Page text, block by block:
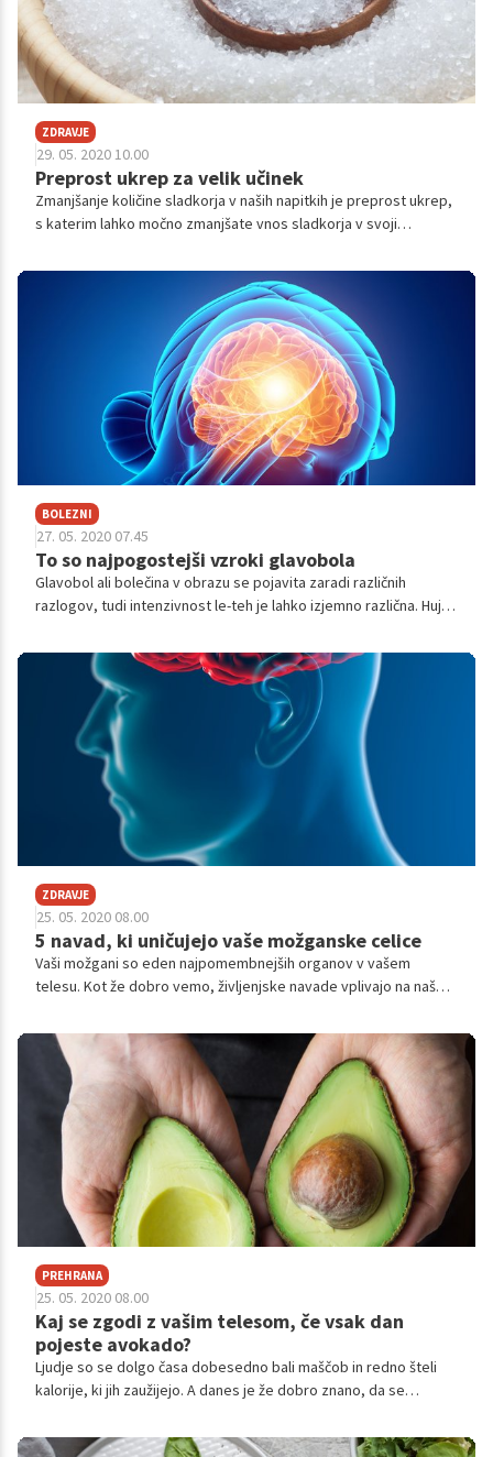
ZDRAVJE
29. 05. 2020 10.00
Preprost ukrep za velik učinek
Zmanjšanje količine sladkorja v naših napitkih je preprost ukrep,
s katerim lahko močno zmanjšate vnos sladkorja v svoji
ne bo več všeč, je skrb odveč. To so sedaj celo dokazali
BOLEZNI
27. 05. 2020 07.45
To so najpogostejši vzroki glavobola
Glavobol ali bolečina v obrazu se pojavita zaradi različnih
razlogov, tudi intenzivnost le-teh je lahko izjemno različna. Hujša
glavobolov v rafalih ali trigeminalne nevralgije. Če je bolečina
nenadna in nima jasnega vzroka, je prav, da obiščete zdravnika.
Prav tako, če bolečino spremljajo še slabost, omotica in motnje
ZDRAVJE
25. 05. 2020 08.00
5 navad, ki uničujejo vaše možganske celice
Vaši možgani so eden najpomembnejših organov v vašem
telesu. Kot že dobro vemo, življenjske navade vplivajo na naše
preveč je, pridobiva odvečne kilograme. Če imamo preveč
stresa v službi, se lahko pojavijo glavoboli. Obstaja pa tudi
veliko škodljivih navad za naše možgane. Čerpav učinke le-teh
redko začutimo takoj, se sčasoma pričnejo kazati.
PREHRANA
25. 05. 2020 08.00
Kaj se zgodi z vašim telesom, če vsak dan
pojeste avokado?
Ljudje so se dolgo časa dobesedno bali maščob in redno šteli
kalorije, ki jih zaužijejo. A danes je že dobro znano, da se
potrebuje. Zdrave maščobe pa vsebuje tudi avokado. Preverite,